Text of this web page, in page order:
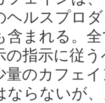
ヘルスプロ
含まれる。
の指示に従
のカフェイ
ならないが